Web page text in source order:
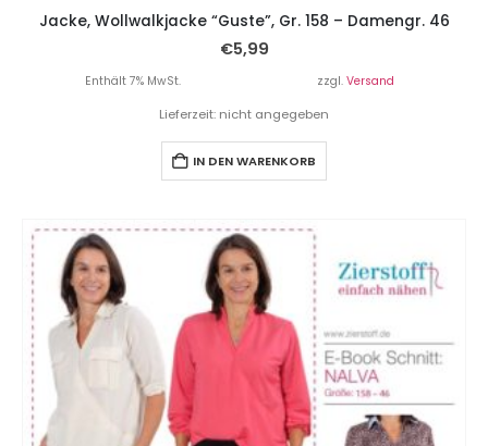
Jacke, Wollwalkjacke “Guste”, Gr. 158 – Damengr. 46
€5,99
Enthält 7% MwSt. zzgl. Versand
Lieferzeit: nicht angegeben
IN DEN WARENKORB